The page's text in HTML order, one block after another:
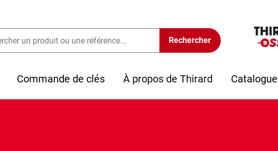
Commande de clés À propos de Thirard Catalogue